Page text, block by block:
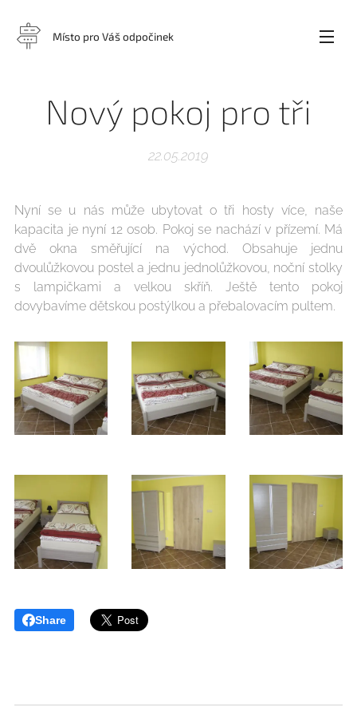
Místo pro Váš odpočinek
Nový pokoj pro tři
22.05.2019
Nyní se u nás může ubytovat o tři hosty více, naše
kapacita je nyní 12 osob. Pokoj se nachází v přízemí. Má
dvě okna směřující na východ. Obsahuje jednu
dvoulůžkovou postel a jednu jednolůžkovou, noční stolky
s lampičkami a velkou skříň. Ještě tento pokoj
dovybavíme dětskou postýlkou a přebalovacím pultem.
Share